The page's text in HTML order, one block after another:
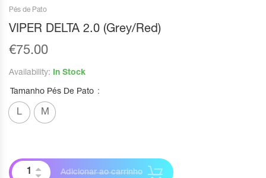
Pés de Pato
VIPER DELTA 2.0 (Grey/Red)
€75.00
Availability: In Stock
Tamanho Pés De Pato
L M
Adicionar ao carrinho